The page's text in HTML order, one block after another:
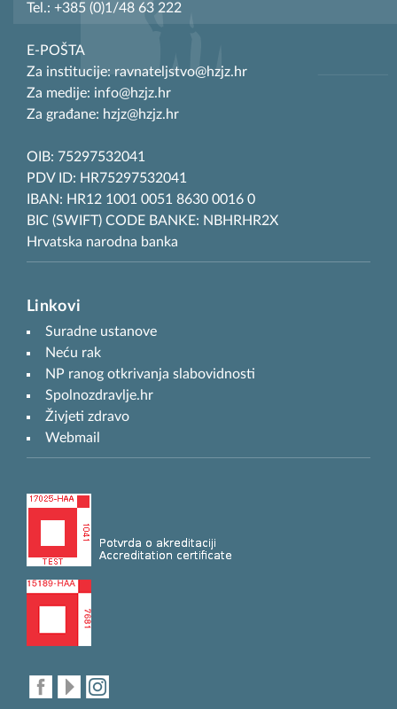
Tel.: +385 (0)1/48 63 222
E-POŠTA
Za institucije: ravnateljstvo@hzjz.hr
Za medije: info@hzjz.hr
Za građane: hzjz@hzjz.hr
OIB: 75297532041
PDV ID: HR75297532041
IBAN: HR12 1001 0051 8630 0016 0
BIC (SWIFT) CODE BANKE: NBHRHR2X
Hrvatska narodna banka
Linkovi
Suradne ustanove
Neću rak
NP ranog otkrivanja slabovidnosti
Spolnozdravlje.hr
Živjeti zdravo
Webmail